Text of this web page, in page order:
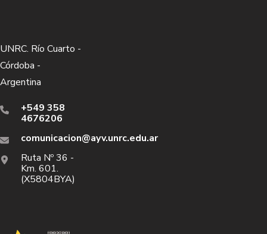
UNRC. Río Cuarto -
Córdoba -
Argentina
+549 358
4676206
comunicacion@ayv.unrc.edu.ar
Ruta Nº 36 -
Km. 601.
(X5804BYA)